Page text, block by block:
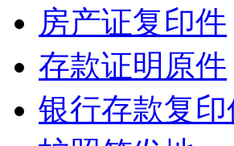
房产证复印件
存款证明原件
银行存款复印